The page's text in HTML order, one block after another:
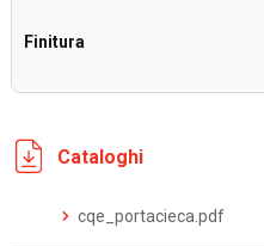
Finitura
Cataloghi
cqe_portacieca.pdf